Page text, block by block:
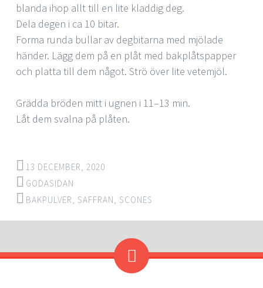
blanda ihop allt till en lite kladdig deg.
Dela degen i ca 10 bitar.
Forma runda bullar av degbitarna med mjölade
händer. Lägg dem på en plåt med bakplåtspapper
och platta till dem något. Strö över lite vetemjöl.
Grädda bröden mitt i ugnen i 11–13 min.
Låt dem svalna på plåten.
13 DECEMBER, 2020
GODASIDAN
BAKPULVER
SAFFRAN SCONES